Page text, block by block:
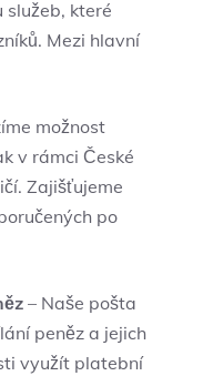
služeb, které
Mezi hlavní
možnost
v rámci České
Zajišťujeme
po
– Naše pošta
peněz a jejich
využít platební